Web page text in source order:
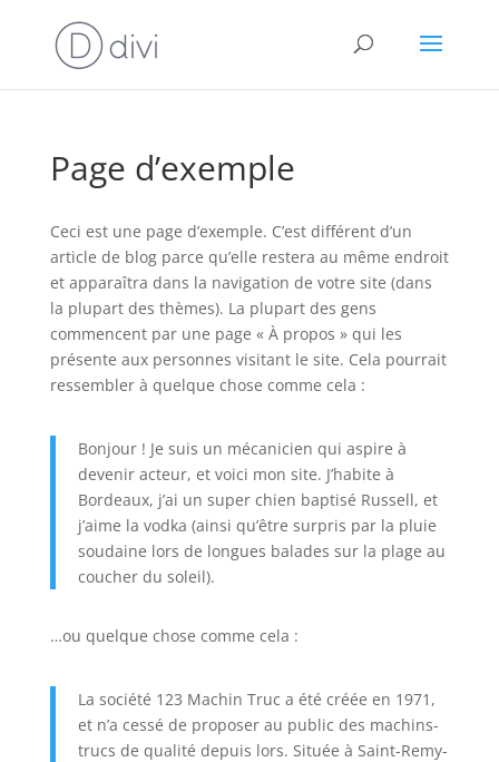
Page d’exemple
Ceci est une page d’exemple. C’est différent d’un
article de blog parce qu’elle restera au même endroit
et apparaîtra dans la navigation de votre site (dans
la plupart des thèmes). La plupart des gens
commencent par une page « À propos » qui les
présente aux personnes visitant le site. Cela pourrait
ressembler à quelque chose comme cela :
Bonjour ! Je suis un mécanicien qui aspire à
devenir acteur, et voici mon site. J’habite à
Bordeaux, j’ai un super chien baptisé Russell, et
j’aime la vodka (ainsi qu’être surpris par la pluie
soudaine lors de longues balades sur la plage au
coucher du soleil).
…ou quelque chose comme cela :
La société 123 Machin Truc a été créée en 1971,
et n’a cessé de proposer au public des machins-
trucs de qualité depuis lors. Située à Saint-Remy-